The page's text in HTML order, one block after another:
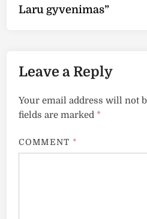
Laru gyvenimas”
Leave a Reply
Your email address will not
fields are marked *
COMMENT *